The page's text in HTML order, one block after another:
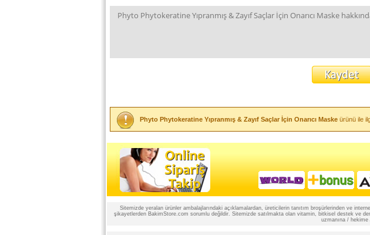
Phyto Phytokeratine Yıpranmış & Zayıf Saçlar İçin Onarıcı Maske ürünü ile
Sitemizde yeralan ürünler ambalajlarındaki açıklamalardan, üreticilerin tanıtım broşürlerinden ve
şikayetlerden BakimStore.com sorumlu değildir. Sitemizde satılmakta olan vitamin, bitkisel destek ve
uzmanına / hekime